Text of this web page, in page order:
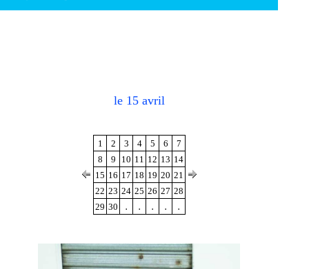
le 15avril
1 2 3 4 5 6
7
8
9 10 11 12 13 14
15 16 17 18 19 20 21
22 23 24 25 26 27 28
29 30 . . . . .